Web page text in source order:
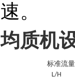
速。
均质机
标准流量
L/H